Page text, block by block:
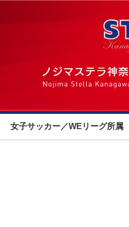
女子サッカー／WEリーグ所属